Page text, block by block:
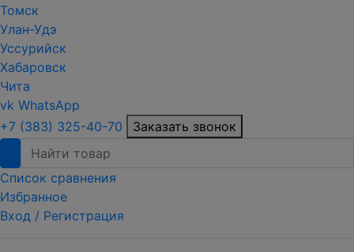
Томск
Улан-Удэ
Уссурийск
Хабаровск
Чита
vk WhatsApp
+7 (383) 325-40-70
Заказать звонок
Список сравнения
Избранное
Вход / Регистрация